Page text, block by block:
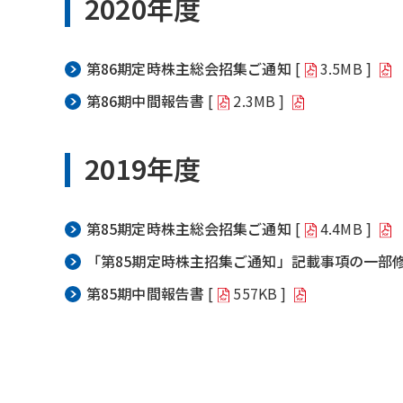
2020年度
第86期定時株主総会招集ご通知 [
3.5MB ]
第86期中間報告書 [ 2.3MB ]
2019年度
第85期定時株主総会招集ご通知 [
4.4MB ]
「第85期定時株主招集ご通知」記載事項の一部
第85期中間報告書 [ 557KB ]